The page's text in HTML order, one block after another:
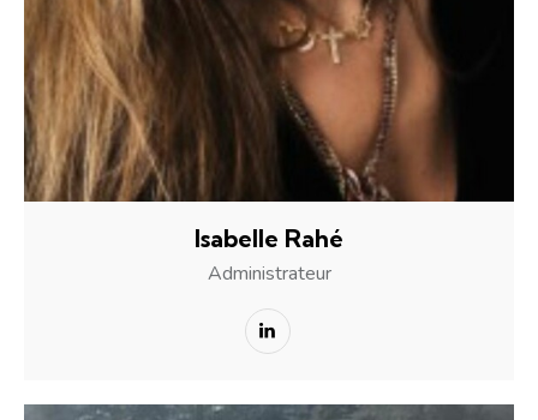
Isabelle Rahé
Administrateur